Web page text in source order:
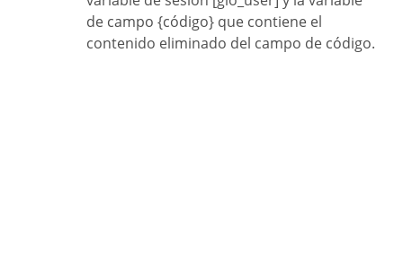
de campo {código} que contiene el
contenido eliminado del campo de código.